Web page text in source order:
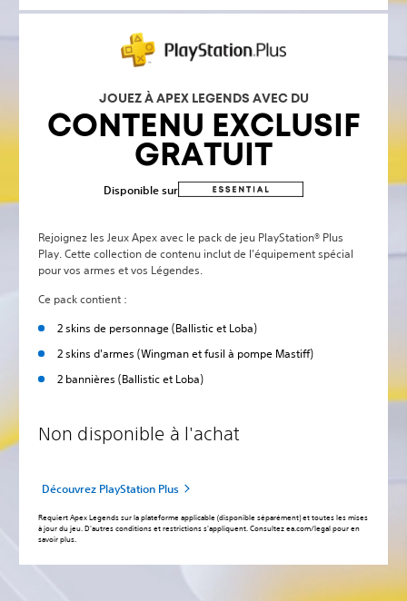
JOUEZ À APEX LEGENDS AVEC DU
CONTENU EXCLUSIF
GRATUIT
Disponible sur
Rejoignez les Jeux Apex avec le pack de jeu PlayStation® Plus
Play. Cette collection de contenu inclut de l'équipement spécial
pour vos armes et vos Légendes.
Ce pack contient :
‎2 skins de personnage (Ballistic et Loba)
‎2 skins d'armes (Wingman et fusil à pompe Mastiff)
‎2 bannières (Ballistic et Loba)
Non disponible à l'achat
Découvrez PlayStation Plus
Requiert Apex Legends sur la plateforme applicable (disponible séparément) et toutes les mises
à jour du jeu. D'autres conditions et restrictions s'appliquent. Consultez ea.com/legal pour en
savoir plus.